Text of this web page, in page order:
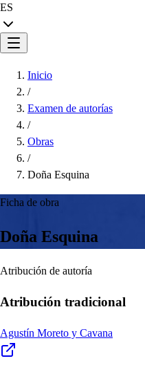
ES
Inicio
/
Examen de autorías
/
Obras
/
Doña Esquina
Ficha de obra
Doña Esquina
Atribución de autoría
Atribución tradicional
Agustín Moreto y Cavana